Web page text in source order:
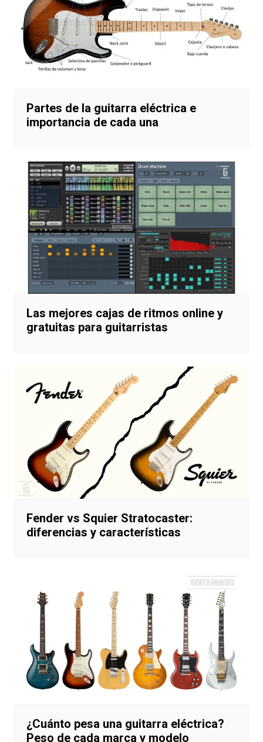
Partes de la guitarra eléctrica e
importancia de cada una
Las mejores cajas de ritmos online y
gratuitas para guitarristas
Fender vs Squier Stratocaster:
diferencias y características
¿Cuánto pesa una guitarra eléctrica?
Peso de cada marca y modelo